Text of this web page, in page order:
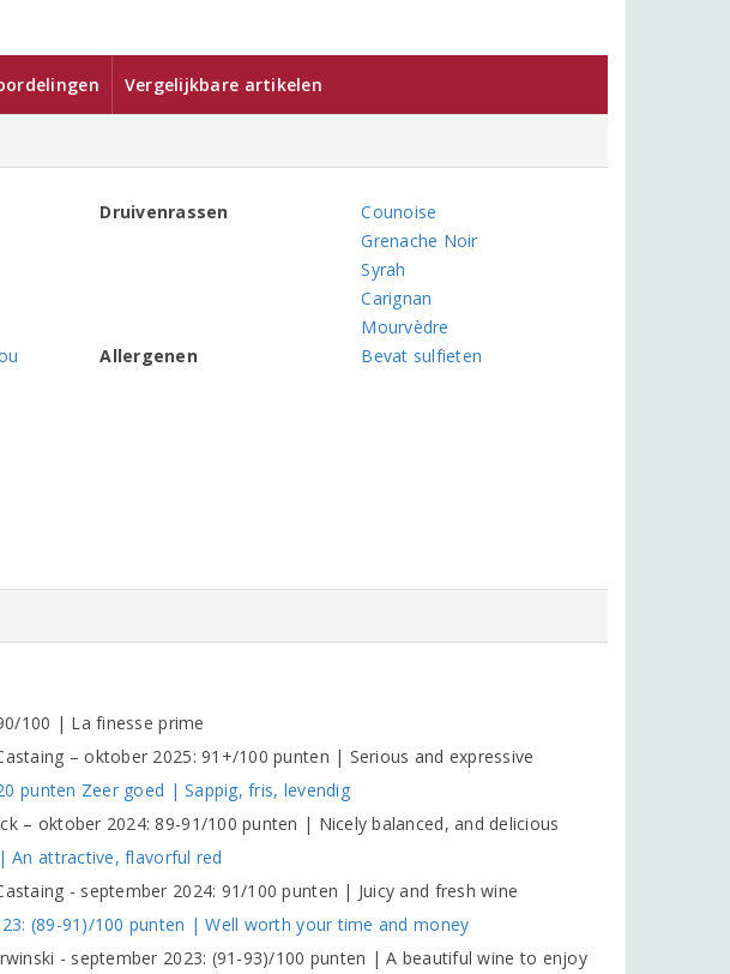
Vergelijkbare artikelen
Druivenrassen
Counoise
Grenache Noir
Syrah
Carignan
Mourvèdre
Allergenen
Bevat sulfieten
100 | La finesse prime
– oktober 2025: 91+/100 punten | Serious and expressive
punten Zeer goed | Sappig, fris, levendig
– oktober 2024: 89-91/100 punten | Nicely balanced, and delicious
An attractive, flavorful red
- september 2024: 91/100 punten | Juicy and fresh wine
(89-91)/100 punten | Well worth your time and money
- september 2023: (91-93)/100 punten | A beautiful wine to enjoy